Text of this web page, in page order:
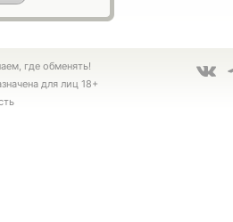
где обменять!
для лиц 18+